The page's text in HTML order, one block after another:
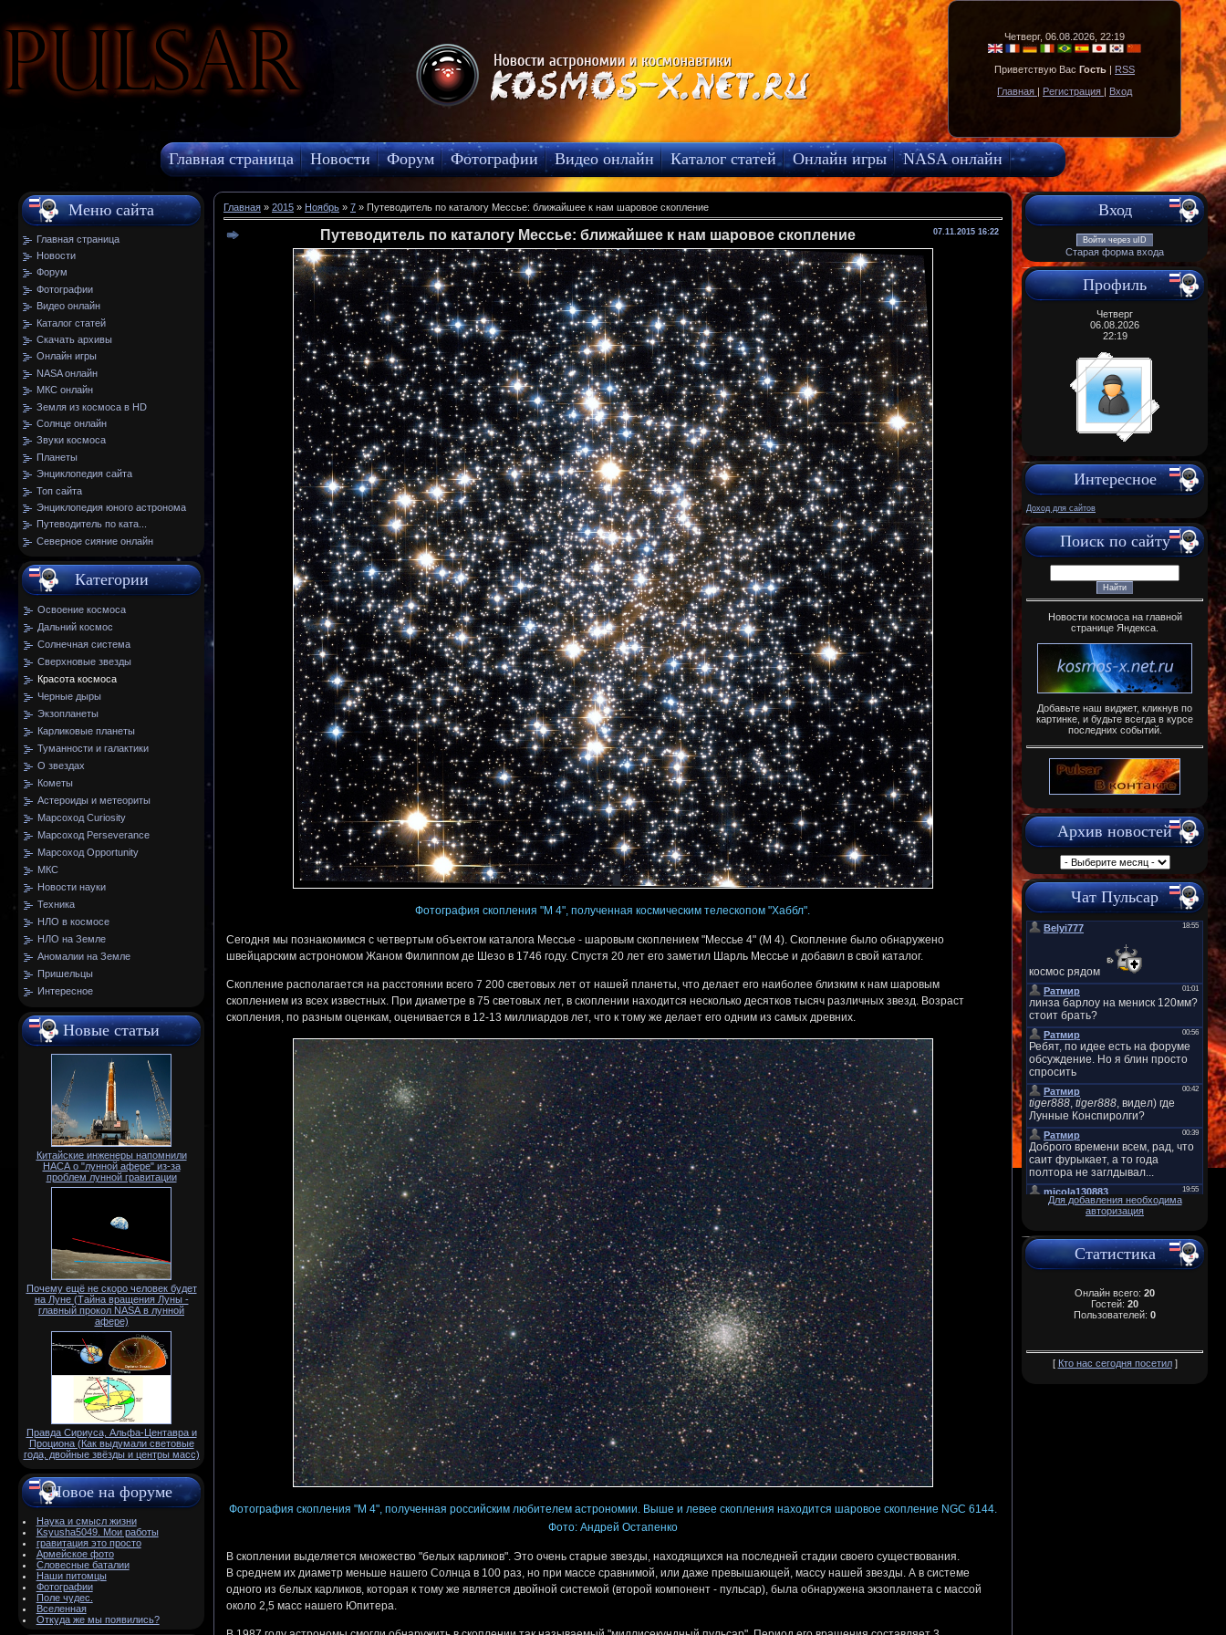
Pulsar Четверг, 06.08.2026, 22:19
Приветствую Вас Гость | RSS
Главная | Регистрация | Вход
Главная страница Новости Форум Фотографии Видео онлайн Каталог статей Онлайн игры
NASA онлайн
МКС онлайн
Меню сайта
Главная страница
Новости
Форум
Фотографии
Видео онлайн
Каталог статей
Скачать архивы
Онлайн игры
NASA онлайн
МКС онлайн
Земля из космоса в HD
Солнце онлайн
Звуки космоса
Планеты
Энциклопедия сайта
Топ сайта
Энциклопедия юного астронома
Путеводитель по ката...
Северное сияние онлайн
Категории
Освоение космоса
Дальний космос
Солнечная система
Сверхновые звезды
Красота космоса
Черные дыры
Экзопланеты
Карликовые планеты
Туманности и галактики
О звездах
Кометы
Астероиды и метеориты
Марсоход Curiosity
Марсоход Perseverance
Марсоход Opportunity
МКС
Новости науки
Техника
НЛО в космосе
НЛО на Земле
Аномалии на Земле
Пришельцы
Интересное
Новые статьи
Китайские инженеры напомнили
НАСА о "лунной афере" из-за
проблем лунной гравитации
Почему ещё не скоро человек будет
на Луне (Тайна вращения Луны -
главный прокол NАSА в лунной
афере)
Правда Сириуса, Альфа-Центавра и
Проциона (Как выдумали световые
года, двойные звёзды и центры масс)
Новое на форуме
Наука и смысл жизни
Ksyusha5049. Мои работы
гравитация это просто
Армейское фото
Словесные баталии
Наши питомцы
Фотографии
Поле чудес.
Вселенная
Откуда же мы появились?
Главная » 2015 » Ноябрь » 7 » Путеводитель по каталогу Мессье: ближайшее к нам шаровое скопление
07.11.2015 16:22
Путеводитель по каталогу Мессье: ближайшее к нам шаровое скопление
Фотография скопления "М 4", полученная космическим телескопом "Хаббл".
Сегодня мы познакомимся с четвертым объектом каталога Мессье - шаровым скоплением "Мессье 4" (М 4). Скопление было обнаружено
швейцарским астрономом Жаном Филиппом де Шезо в 1746 году. Спустя 20 лет его заметил Шарль Мессье и добавил в свой каталог.
Скопление располагается на расстоянии всего 7 200 световых лет от нашей планеты, что делает его наиболее близким к нам шаровым
скоплением из всех известных. При диаметре в 75 световых лет, в скоплении находится несколько десятков тысяч различных звезд. Возраст
скопления, по разным оценкам, оценивается в 12-13 миллиардов лет, что к тому же делает его одним из самых древних.
Фотография скопления "М 4", полученная российским любителем астрономии. Выше и левее скопления находится шаровое скопление NGC 6144.
Фото: Андрей Остапенко
В скоплении выделяется множество "белых карликов". Это очень старые звезды, находящихся на последней стадии своего существования.
В среднем их диаметр меньше нашего Солнца в 100 раз, но при массе сравнимой, или даже превышающей, массу нашей звезды. А в системе
одного из белых карликов, которая к тому же является двойной системой (второй компонент - пульсар), была обнаружена экзопланета с массой
около 2,5 масс нашего Юпитера.
Вход
Войти через uID
Старая форма входа
Профиль
Четверг
06.08.2026
22:19
Интересное
Доход для сайтов
Поиск по сайту
Новости космоса на главной
странице Яндекса.
Добавьте наш виджет, кликнув по
картинке, и будьте всегда в курсе
последних событий.
Архив новостей
Чат Пульсар
Для добавления необходима
авторизация
Статистика
Онлайн всего: 20
Гостей: 20
Пользователей: 0
[ Кто нас сегодня посетил]